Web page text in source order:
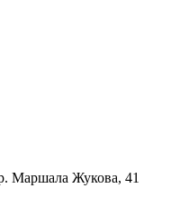
Маршала Жукова, 41